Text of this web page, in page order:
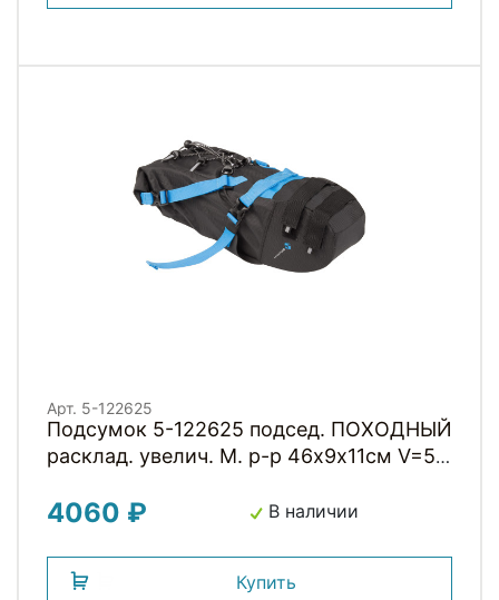
Арт. 5-122625
Подсумок 5-122625 подсед. ПОХОДНЫЙ
расклад. увелич. M. р-р 46х9х11см V=5л
4060 ₽ В наличии
Купить